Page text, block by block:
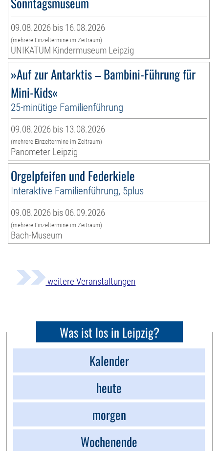
09.08.2026 bis 16.08.2026
(mehrere Einzeltermine im Zeitraum)
UNIKATUM Kindermuseum Leipzig
»Auf zur Antarktis – Bambini-Führung für
Mini-Kids«
25-minütige Familienführung
09.08.2026 bis 13.08.2026
(mehrere Einzeltermine im Zeitraum)
Panometer Leipzig
Orgelpfeifen und Federkiele
Interaktive Familienführung, 5plus
09.08.2026 bis 06.09.2026
(mehrere Einzeltermine im Zeitraum)
Bach-Museum
weitere Veranstaltungen
Was ist los in Leipzig?
Kalender
heute
morgen
Wochenende